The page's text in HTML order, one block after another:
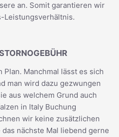
an. Somit garantieren wir
Leistungsverhältnis.
Manchmal lässt es sich
man wird dazu gezwungen
aus welchem Grund auch
in Italy Buchung
wir keine zusätzlichen
nächste Mal liebend gerne